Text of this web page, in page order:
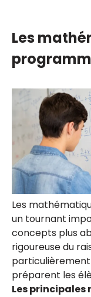
Les
Les
un tournant
concepts plus
rigoureuse du
particulièrement
préparent les
Les principales